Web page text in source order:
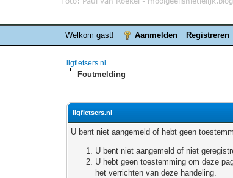
Welkom gast! Aanmelden Registreren
ligfietsers.nl
Foutmelding
ligfietsers.nl
U bent niet aangemeld of hebt geen
U bent niet aangemeld of niet
U hebt geen toestemming om deze
het verrichten van deze handeling.